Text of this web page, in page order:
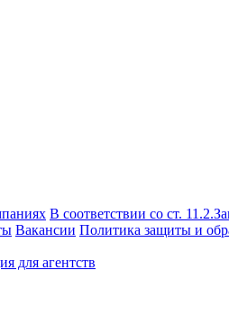
В соответствии со ст.
Вакансии Политика защиты и
для агентств